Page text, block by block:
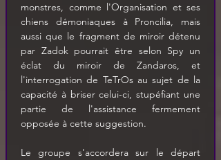
monstres, comme l'Organisation et ses
chiens démoniaques à Proncilia, mais
aussi que le fragment de miroir détenu
par Zadok pourrait être selon Spy un
éclat du miroir de Zandaros, et
l'interrogation de TeTrOs au sujet de la
capacité à briser celui-ci, stupéfiant une
partie de l'assistance fermement
opposée à cette suggestion.
Le groupe s'accordera sur le départ